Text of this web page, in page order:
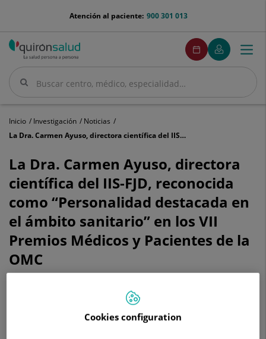
menu-
900 301 013
Atención al paciente:
Buscar
Buscar
menuPedirCita
Pedir
cita
Mi
Quirónsalud
Menú
Inicio Investigación
Noticias
La Dra. Carmen Ayuso, directora científica del IIS-FJD, reconocida como “Personalidad destacada en el ámbito sanitario” en los VII Premios Médicos y Pacientes de la OMC
Dra.
Carmen
Ayuso,
científica
del
FJD,
reconocida
como
La Dra. Carmen Ayuso, directora
científica del IIS-FJD, reconocida
como “Personalidad destacada en
el ámbito sanitario” en los VII
Premios Médicos y Pacientes de la
OMC
Cookies configuration